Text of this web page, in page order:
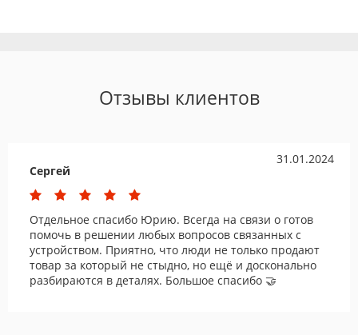
Отзывы клиентов
31.01.2024
Сергей
Отдельное спасибо Юрию. Всегда на связи о готов
помочь в решении любых вопросов связанных с
устройством. Приятно, что люди не только продают
товар за который не стыдно, но ещё и досконально
разбираются в деталях. Большое спасибо 🤝